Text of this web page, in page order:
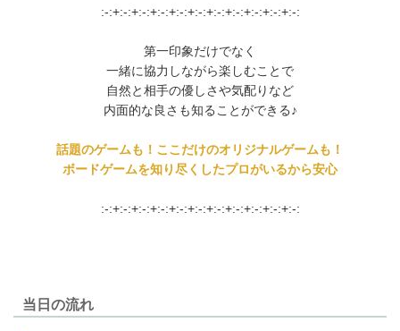
:-:+:-:+:-:+:-:+:-:+:-:+:-:+:-:+:-:+:-:+:-:
第一印象だけでなく
一緒に協力しながら楽しむことで
自然と相手の優しさや気配りなど
内面的な良さも知ることができる♪
話題のゲームも！ここだけのオリジナルゲームも！
ボードゲームを知り尽くしたプロがいるから安心
:-:+:-:+:-:+:-:+:-:+:-:+:-:+:-:+:-:+:-:+:-:
当日の流れ